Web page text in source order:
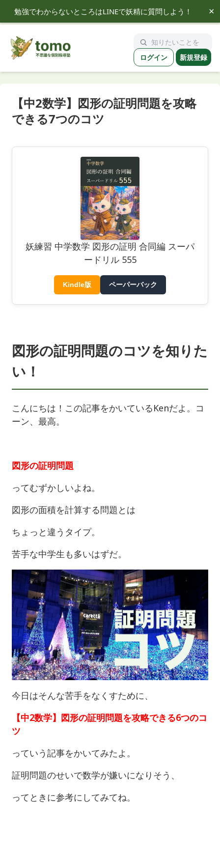
勉強でわからないところはLINEで妖精に質問しよう！ ×
tomo ログイン 新規登録
【中2数学】図形の証明問題を攻略
できる7つのコツ
妖練習 中学数学 図形の証明 合同編 スーパ
ードリル 555
Kindle版 ペーパーバック
図形の証明問題のコツを知りた
い！
こんにちは！この記事をかいているKenだよ。コ
ーン、最高。
図形の証明問題
ってむずかしいよね。
図形の面積を計算する問題とは
ちょっと違うタイプ。
苦手な中学生も多いはずだ。
今日はそんな苦手をなくすために、
【中2数学】図形の証明問題を攻略できる6つのコ
ツ
っていう記事をかいてみたよ。
証明問題のせいで数学が嫌いになりそう、
ってときに参考にしてみてね。